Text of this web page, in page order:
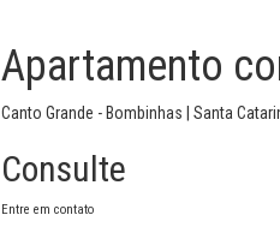
Apartamento
Canto Grande - Bombinhas | Santa
Consulte
Entre em contato